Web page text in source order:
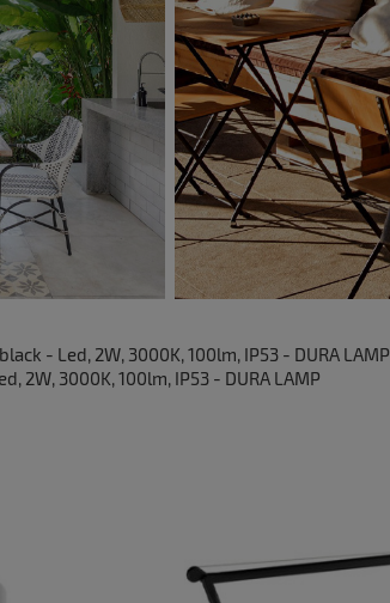
- Led, 2W, 3000K, 100lm, IP53 - DURA LAMP
2W, 3000K, 100lm, IP53 - DURA LAMP